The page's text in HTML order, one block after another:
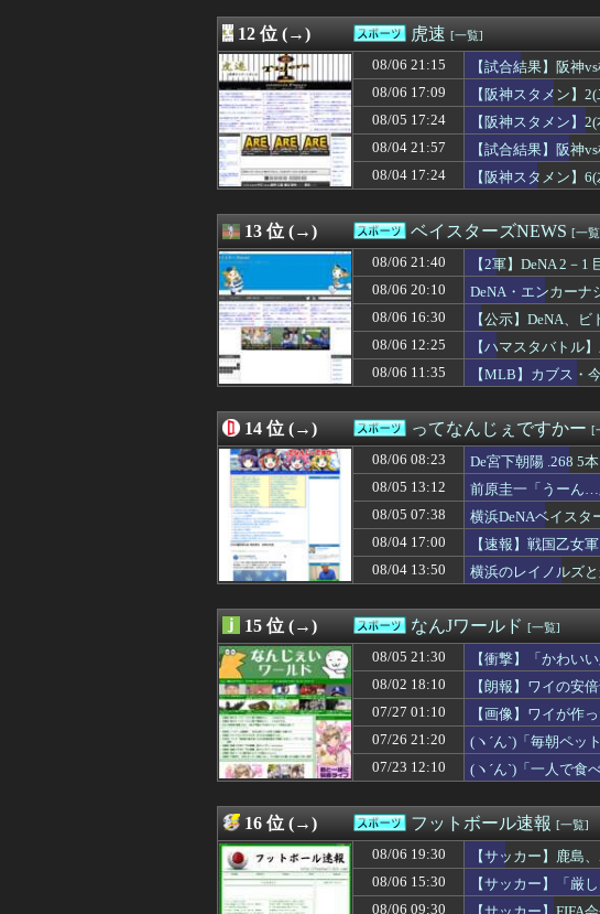
08/06 11:35
【MLB】カブス・今永昇太、大
08/06 11:05
シカホワ村上宗隆、通訳なしで
08/06 11:02
【パ順位】鷹========猫-公
08/06 11:00
甲子園初・女性の審判員がデビ
08/06 11:00
阪神・神宮、プロ初登板はパー
08/06 10:53
八村塁「Bリーグでキャリアを終
08/06 10:35
【ファーム試合実況】ヤクルト
08/06 10:30
昨日のDeNA宮下朝陽のファイン
08/06 10:26
ロングはリリーフに戻すかな？
08/06 10:00
始球式で変な投げ方のやついるけ
08/06 10:00
ブラウブリッツ秋田 「志を高く
08/06 09:56
二軍試合実況 8月6日10:20～ 中
08/06 09:54
【速報】冨安がクリスタルパレ
08/06 09:30
【サッカー】FIFA会長、過ち認
08/06 09:16
カープ、最下位中日まで1G差な
08/06 09:10
大谷が頑なに守備しない理由っ
08/06 09:05
【悲報】パリーグの灯、ガチで
08/06 08:30
大谷翔平、今季初の1試合2HR
08/06 08:23
De宮下朝陽 .268 5本 16点 ショ
08/06 08:17
パ・リーグ順位表、やばいwww
08/06 08:14
セレッソ大阪がFCザンクトパウ
08/06 08:00
鈴木彩艶のPSG交渉「63～72億
08/06 07:45
ぶっちゃけ、ポストシーズンま
08/06 07:35
西武・中村剛也、一軍昇格が秒
08/06 07:30
DeNA好調の裏にレイノルズ発
08/06 07:17
【NBA】ニコラ・ヨキッチ、5年
08/06 07:15
中日ドラゴンズ、Aクラスまで4
08/06 07:06
カープ新井監督が7回3失点の森
08/06 07:02
ホークス優勝マジック37 両リー
12 位 (→) 虎速 [一覧]
08/06 21:15
【試合結果】阪神
1安打1打点 中野2
08/06 17:09
【阪神スタメン
08/05 17:24
【阪神スタメン】
08/04 21:57
【試合結果】阪神
08/04 17:24
【阪神スタメン】
13 位 (→) ベイスターズNEWS [一
08/06 21:40
【2軍】DeNA 2－
08/06 20:10
DeNA・エンカー
08/06 16:30
【公示】DeNA、
08/06 12:25
【ハマスタバトル
08/06 11:35
【MLB】カブス・
14 位 (→) ってなんじぇですかー [
08/06 08:23
De宮下朝陽 .268 5
08/05 13:12
前原圭一「うーん…
08/05 07:38
横浜DeNAベイスタ
08/04 17:00
【速報】戦国乙女
08/04 13:50
横浜のレイノルズ
15 位 (→) なんJワールド [一覧]
08/05 21:30
【衝撃】「かわい
08/02 18:10
【朗報】ワイの安
07/27 01:10
【画像】ワイが作
07/26 21:20
(ヽ´ん`)「毎朝ペッ
パ最高」
07/23 12:10 (ヽ´ん`)「一人で食
16 位 (→) フットボール速報 [一覧]
08/06 19:30
【サッカー】鹿島
08/06 15:30
【サッカー】「厳
08/06 09:30